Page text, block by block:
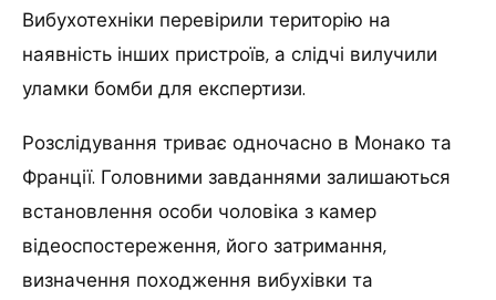
Вибухотехніки перевірили територію на
наявність інших пристроїв, а слідчі вилучили
уламки бомби для експертизи.
Розслідування триває одночасно в Монако та
Франції. Головними завданнями залишаються
встановлення особи чоловіка з камер
відеоспостереження, його затримання,
визначення походження вибухівки та